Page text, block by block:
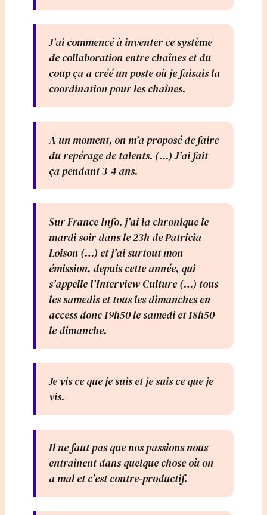
J’ai commencé à inventer ce système
de collaboration entre chaînes et du
coup ça a créé un poste où je faisais la
coordination pour les chaînes.
A un moment, on m’a proposé de faire
du repérage de talents. (…) J’ai fait
ça pendant 3-4 ans.
Sur France Info, j’ai la chronique le
mardi soir dans le 23h de Patricia
Loison (…) et j’ai surtout mon
émission, depuis cette année, qui
s’appelle l’Interview Culture (…) tous
les samedis et tous les dimanches en
access donc 19h50 le samedi et 18h50
le dimanche.
Je vis ce que je suis et je suis ce que je
vis.
Il ne faut pas que nos passions nous
entraînent dans quelque chose où on
a mal et c’est contre-productif.